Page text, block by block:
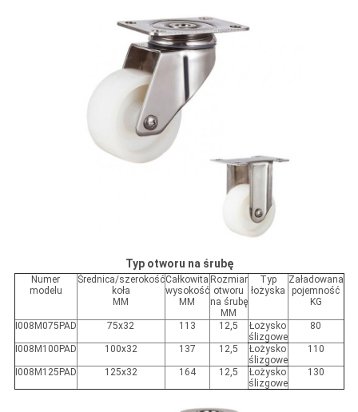
Typ otworu na śrubę
Numer
modelu
Średnica/szerokość
koła
MM
Całkowita
wysokość
MM
Rozmiar
otworu
na śrubę
MM
Typ
łożyska
Załadowana
pojemność
KG
I008M075PAD 75x32 113 12,5
Łożysko
ślizgowe
80
I008M100PAD 100x32 137 12,5
Łożysko
ślizgowe
110
I008M125PAD 125x32 164 12,5
Łożysko
ślizgowe
130